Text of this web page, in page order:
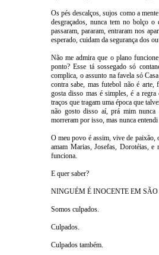
Os pés descalços, sujos como a
desgraçados, nunca tem no bolço
passaram, pararam, entraram nos
esperado, cuidam da segurança dos
Não me admira que o plano
ponto? Esse tá sossegado só
complica, o assunto na favela só
contra sabe, mas futebol não é arte,
gosta disso mas é simples, é a
traços que tragam uma época que
não gosto disso aí, prá mim nunca
morreram por isso, mas nunca
O meu povo é assim, vive de paixão,
amam Marias, Josefas, Dorotéias,
funciona.
E quer saber?
NINGUÉM É INOCENTE EM
Somos culpados.
Culpados.
Culpados também.